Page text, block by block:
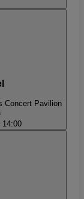
Concert Pavilion
14:00